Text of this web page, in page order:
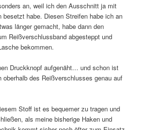
an, weil ich den Ausschnitt ja mit
besetzt habe. Diesen Streifen habe ich an
länger gemacht, habe dann den
Reißverschlussband abgesteppt und
bekommen.
Druckknopf aufgenäht… und schon ist
oberhalb des Reißverschlusses genau auf
Stoff ist es bequemer zu tragen und
als meine bisherige Haken und